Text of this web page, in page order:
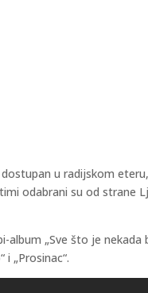
u radijskom
odabrani su od strane
„Sve što je nekada
„Prosinac“.